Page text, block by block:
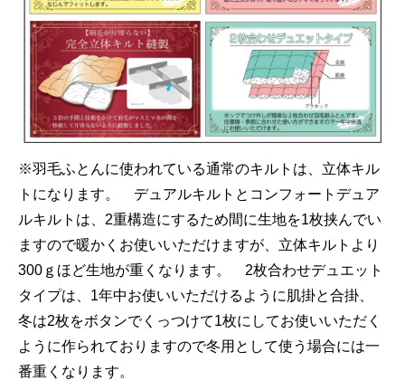
※羽毛ふとんに使われている通常のキルトは、立体キル
トになります。 デュアルキルトとコンフォートデュア
ルキルトは、2重構造にするため間に生地を1枚挟んでい
ますので暖かくお使いいただけますが、立体キルトより
300ｇほど生地が重くなります。 2枚合わせデュエット
タイプは、1年中お使いいただけるように肌掛と合掛、
冬は2枚をボタンでくっつけて1枚にしてお使いいただく
ように作られておりますので冬用として使う場合には一
番重くなります。